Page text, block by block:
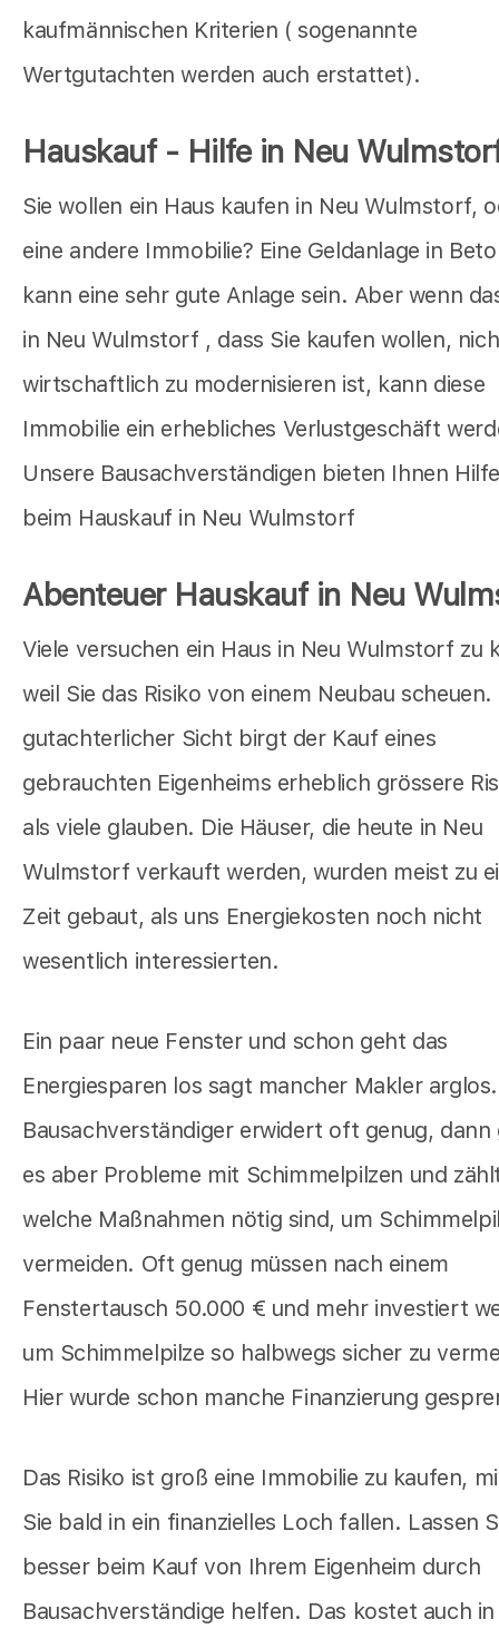
kaufmännischen Kriterien ( sogenannte
Wertgutachten werden auch erstattet).
Hauskauf - Hilfe in Neu
Sie wollen ein Haus kaufen in Neu Wulmstorf,
eine andere Immobilie? Eine Geldanlage in
kann eine sehr gute Anlage sein. Aber wenn
in Neu Wulmstorf , dass Sie kaufen wollen,
wirtschaftlich zu modernisieren ist, kann diese
Immobilie ein erhebliches Verlustgeschäft
Unsere Bausachverständigen bieten Ihnen
beim Hauskauf in Neu Wulmstorf
Abenteuer Hauskauf in Neu
Viele versuchen ein Haus in Neu Wulmstorf zu
weil Sie das Risiko von einem Neubau scheuen.
gutachterlicher Sicht birgt der Kauf eines
gebrauchten Eigenheims erheblich grössere
als viele glauben. Die Häuser, die heute in Neu
Wulmstorf verkauft werden, wurden meist zu
Zeit gebaut, als uns Energiekosten noch nicht
wesentlich interessierten.
Ein paar neue Fenster und schon geht das
Energiesparen los sagt mancher Makler
Bausachverständiger erwidert oft genug, dann
es aber Probleme mit Schimmelpilzen und
welche Maßnahmen nötig sind, um
vermeiden. Oft genug müssen nach einem
Fenstertausch 50.000 € und mehr investiert
um Schimmelpilze so halbwegs sicher zu
Hier wurde schon manche Finanzierung
Das Risiko ist groß eine Immobilie zu kaufen,
Sie bald in ein finanzielles Loch fallen. Lassen
besser beim Kauf von Ihrem Eigenheim durch
Bausachverständige helfen. Das kostet auch in